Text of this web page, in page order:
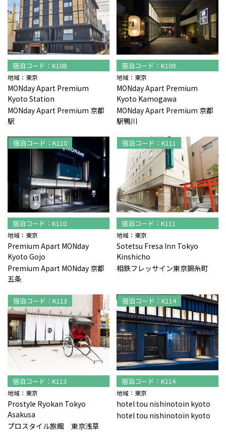
宿泊コード：K108
地域：東京
MONday Apart Premium
Kyoto Station
MONday Apart Premium 京都
駅
宿泊コード：K109
地域：東京
MONday Apart Premium
Kyoto Kamogawa
MONday Apart Premium 京都
駅鴨川
宿泊コード：K110
宿泊コード：K110
地域：東京
Premium Apart MONday
Kyoto Gojo
Premium Apart MONday 京都
五条
宿泊コード：K111
宿泊コード：K111
地域：東京
Sotetsu Fresa Inn Tokyo
Kinshicho
相鉄フレッサイン東京錦糸町
宿泊コード：K113
宿泊コード：K113
地域：東京
Prostyle Ryokan Tokyo
Asakusa
プロスタイル旅館 東京浅草
宿泊コード：K114
宿泊コード：K114
地域：東京
hotel tou nishinotoin kyoto
hotel tou nishinotoin kyoto